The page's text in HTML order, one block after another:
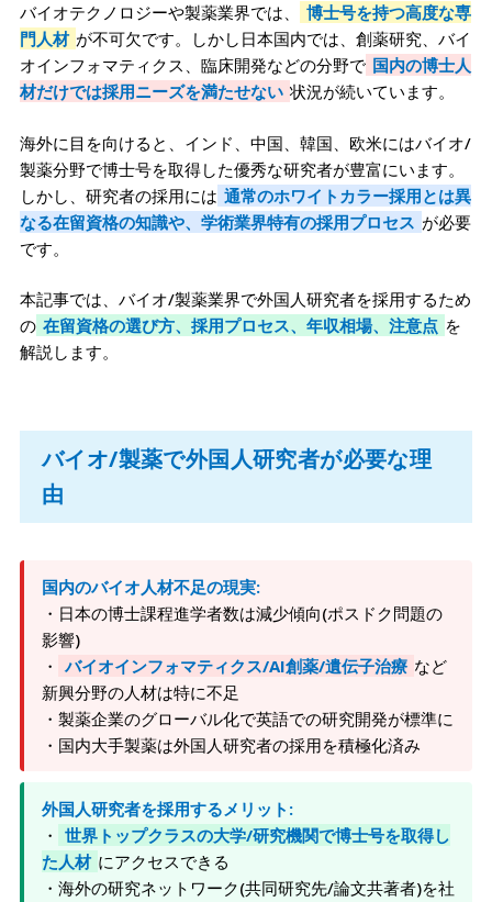
バイオテクノロジーや製薬業界では、
博士号を持つ高度な専
門人材 が不可欠です。しかし日本国内では、創薬研究、バイ
オインフォマティクス、臨床開発などの分野で 国内の博士人
材だけでは採用ニーズを満たせない 状況が続いています。
海外に目を向けると、インド、中国、韓国、欧米にはバイオ/
製薬分野で博士号を取得した優秀な研究者が豊富にいます。
しかし、研究者の採用には 通常のホワイトカラー採用とは異
なる在留資格の知識や、学術業界特有の採用プロセス が必要
です。
本記事では、バイオ/製薬業界で外国人研究者を採用するため
の 在留資格の選び方、採用プロセス、年収相場、注意点 を
解説します。
バイオ/製薬で外国人研究者が必要な理
由
国内のバイオ人材不足の現実:
・日本の博士課程進学者数は減少傾向(ポスドク問題の
影響)
・ バイオインフォマティクス/AI創薬/遺伝子治療 など
新興分野の人材は特に不足
・製薬企業のグローバル化で英語での研究開発が標準に
・国内大手製薬は外国人研究者の採用を積極化済み
外国人研究者を採用するメリット:
・ 世界トップクラスの大学/研究機関で博士号を取得し
た人材 にアクセスできる
・海外の研究ネットワーク(共同研究先/論文共著者)を社